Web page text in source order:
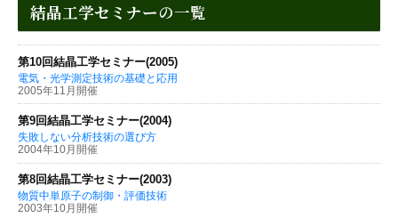
結晶工学セミナーの一覧
第10回結晶工学セミナー(2005)
電気・光学測定技術の基礎と応用
2005年11月開催
第9回結晶工学セミナー(2004)
失敗しない分析技術の選び方
2004年10月開催
第8回結晶工学セミナー(2003)
物質中単原子の制御・評価技術
2003年10月開催